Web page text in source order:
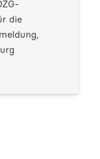
die